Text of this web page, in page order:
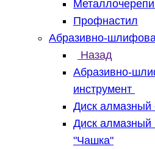
Профнастил
Абразивно-
Назад
Абразивно-
инструмент
Диск алмазный
Диск
"Чашка"